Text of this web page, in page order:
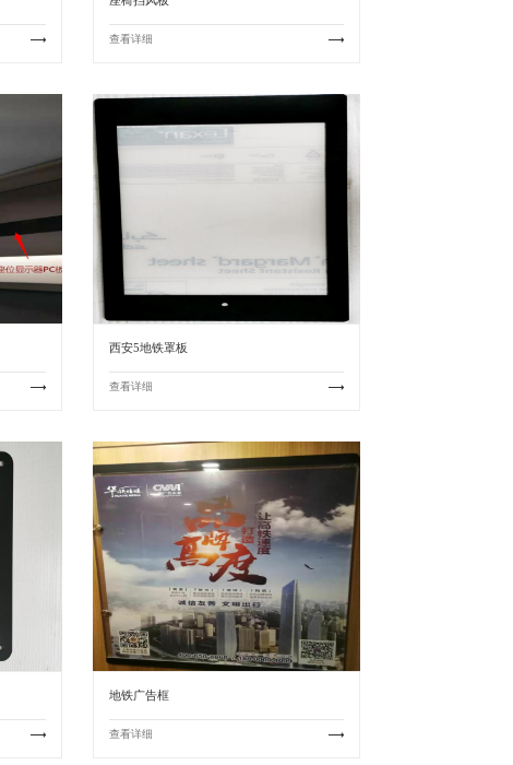
查看详细
西安5地铁罩板
查看详细
地铁广告框
查看详细